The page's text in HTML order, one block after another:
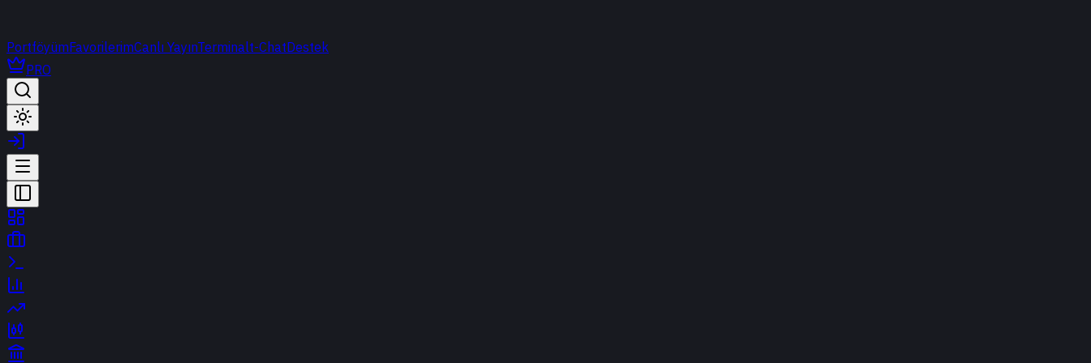
PortföyümFavorilerimCanlı YayınTerminalt-ChatDestek
PRO